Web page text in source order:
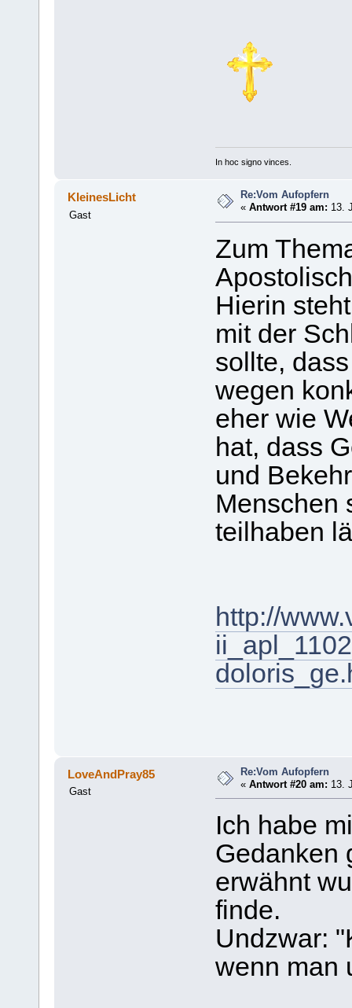
In hoc signo vinces.
KleinesLicht
Gast
Re:Vom Aufopfern
«Antwort #19 am: 13.
Zum
Hierin
mit der
sollte,
wegen
eher wie
hat, dass
und
Menschen
teilhaben
http://
LoveAndPray85
Gast
Re:Vom Aufopfern
«Antwort #20 am: 13.
Ich habe
Gedanken
erwähnt
finde.
Undzwar:
wenn man